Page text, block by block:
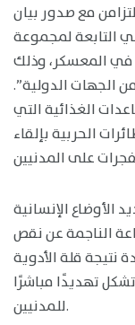
مع صدور بيان
التابعة لمجموعة
في المعسكر، وذلك
الجهات الدولية”.
الغذائية التي
الحربية بإلقاء
الأوضاع الإنسانية
الناجمة عن نقص
نتيجة قلة الأدوية
تهديدًا مباشرًا
للمدنيين.